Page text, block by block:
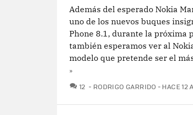
Además del esperado Nokia
uno de los nuevos buques
Phone 8.1, durante la próxima
también esperamos ver al
modelo que pretende ser el
»
12 COMENTARIOS
RODRIGO GARRIDO HACE 12